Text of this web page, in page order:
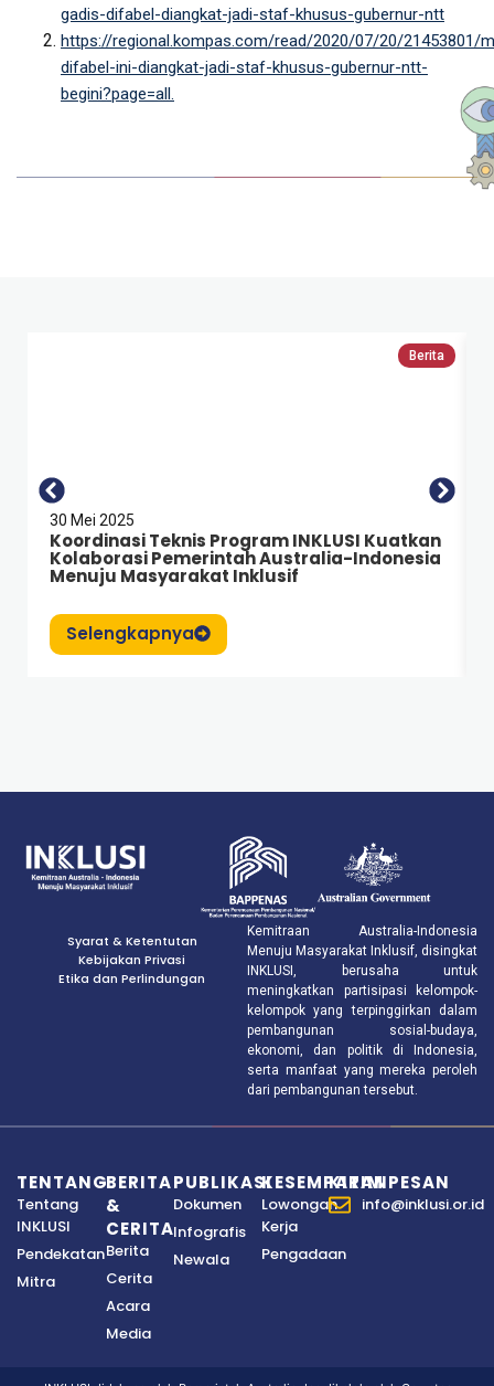
gadis-difabel-diangkat-jadi-staf-khusus-gubernur-ntt
https://regional.kompas.com/read/2020/07/20/21453801/
difabel-ini-diangkat-jadi-staf-khusus-gubernur-ntt-
begini?page=all.
Berita
30 Mei 2025
Koordinasi Teknis Program INKLUSI Kuatkan
Kolaborasi Pemerintah Australia-Indonesia
Menuju Masyarakat Inklusif
Selengkapnya
Syarat & Ketentutan
Kebijakan Privasi
Etika dan Perlindungan
Kemitraan Australia-Indonesia
Menuju Masyarakat Inklusif, disingkat
INKLUSI, berusaha untuk
meningkatkan partisipasi kelompok-
kelompok yang terpinggirkan dalam
pembangunan sosial-budaya,
ekonomi, dan politik di Indonesia,
serta manfaat yang mereka peroleh
dari pembangunan tersebut.
TENTANG
Tentang
INKLUSI
Pendekatan
Mitra
BERITA
&
CERITA
Berita
Cerita
Acara
Media
PUBLIKASI
Dokumen
Infografis
Newala
KESEMPATAN
Lowongan
Kerja
Pengadaan
KIRIM PESAN
info@inklusi.or.id